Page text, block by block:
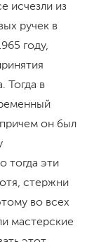
исчезли из
ручек в
году,
Тогда в
он был
тогда эти
стержни
во всех
мастерские